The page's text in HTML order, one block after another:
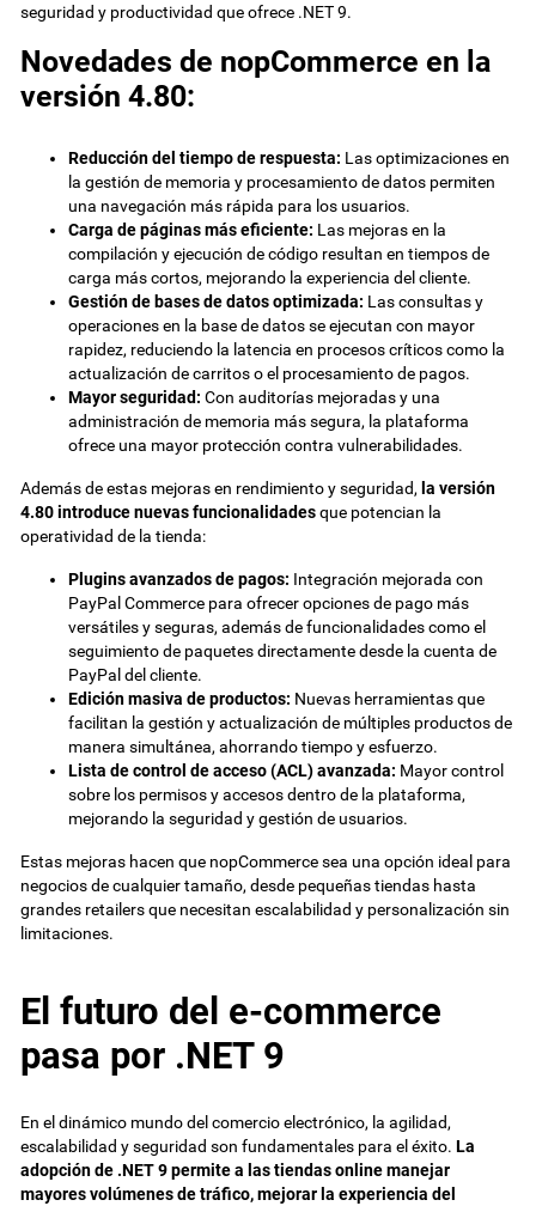
seguridad y productividad que ofrece .NET 9.
Novedades de nopCommerce en la
versión 4.80:
Reducción del tiempo de respuesta: Las optimizaciones en
la gestión de memoria y procesamiento de datos permiten
una navegación más rápida para los usuarios.
Carga de páginas más eficiente: Las mejoras en la
compilación y ejecución de código resultan en tiempos de
carga más cortos, mejorando la experiencia del cliente.
Gestión de bases de datos optimizada: Las consultas y
operaciones en la base de datos se ejecutan con mayor
rapidez, reduciendo la latencia en procesos críticos como la
actualización de carritos o el procesamiento de pagos.
Mayor seguridad: Con auditorías mejoradas y una
administración de memoria más segura, la plataforma
ofrece una mayor protección contra vulnerabilidades.
Además de estas mejoras en rendimiento y seguridad, la versión
4.80 introduce nuevas funcionalidadesque potencian la
operatividad de la tienda:
Plugins avanzados de pagos: Integración mejorada con
PayPal Commerce para ofrecer opciones de pago más
versátiles y seguras, además de funcionalidades como el
seguimiento de paquetes directamente desde la cuenta de
PayPal del cliente.
Edición masiva de productos: Nuevas herramientas que
facilitan la gestión y actualización de múltiples productos de
manera simultánea, ahorrando tiempo y esfuerzo.
Lista de control de acceso (ACL) avanzada: Mayor control
sobre los permisos y accesos dentro de la plataforma,
mejorando la seguridad y gestión de usuarios.
Estas mejoras hacen que nopCommerce sea una opción ideal para
negocios de cualquier tamaño, desde pequeñas tiendas hasta
grandes retailers que necesitan escalabilidad y personalización sin
limitaciones.
El futuro del e-commerce
pasa por .NET 9
En el dinámico mundo del comercio electrónico, la agilidad,
escalabilidad y seguridad son fundamentales para el éxito. La
adopción de .NET 9 permite a las tiendas online manejar
mayores volúmenes de tráfico, mejorar la experiencia del